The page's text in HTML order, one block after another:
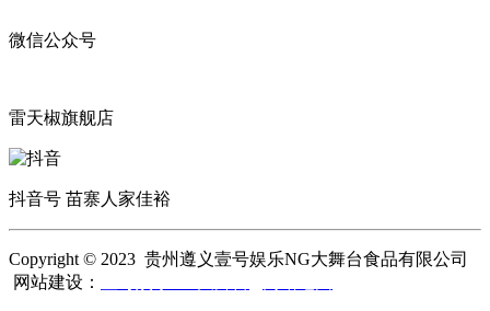
微信公众号
雷天椒旗舰店
抖音号 苗寨人家佳裕
Copyright © 2023 贵州遵义壹号娱乐NG大舞台食品有限公司
网站建设：